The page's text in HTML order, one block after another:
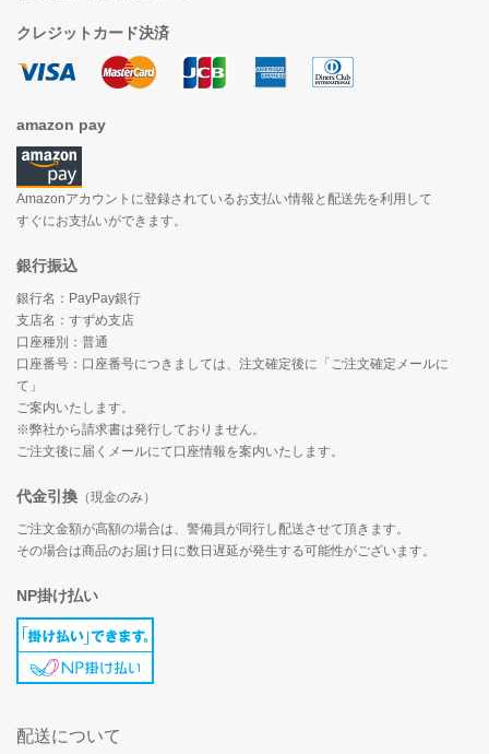
クレジットカード決済
amazon pay
Amazonアカウントに登録されているお支払い情報と配送先を利用して
すぐにお支払いができます。
銀行振込
銀行名：PayPay銀行
支店名：すずめ支店
口座種別：普通
口座番号：口座番号につきましては、注文確定後に「ご注文確定メールに
て」
ご案内いたします。
※弊社から請求書は発行しておりません。
ご注文後に届くメールにて口座情報を案内いたします。
代金引換 （現金のみ）
ご注文金額が高額の場合は、警備員が同行し配送させて頂きます。
その場合は商品のお届け日に数日遅延が発生する可能性がございます。
NP掛け払い
配送について